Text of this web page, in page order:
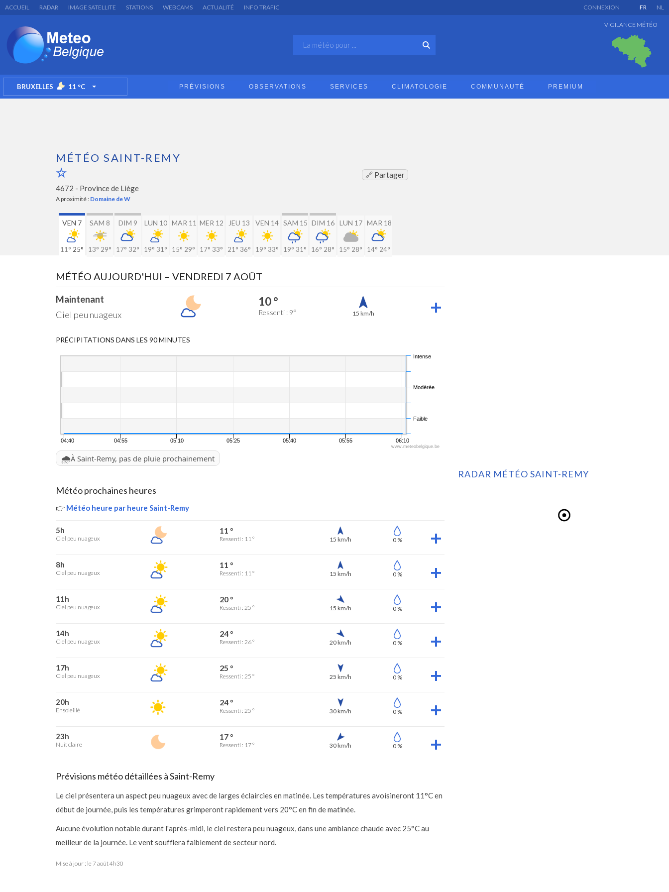
ACCUEIL RADAR IMAGE SATELLITE STATIONS WEBCAMS ACTUALITÉ INFO TRAFIC FR NL
CONNEXION
VIGILANCE MÉTÉO
BRUXELLES 11 °C TOGGLE DROPDOWN PRÉVISIONS OBSERVATIONS SERVICES CLIMATOLOGIE COMMUNAUTÉ PREMIUM
MÉTÉO SAINT-REMY
🔗 Partager
4672 - Province de Liège
A proximité : Domaine de W
VEN 7
11° 25°
SAM 8
13° 29°
DIM 9
17° 32°
LUN 10
19° 31°
MAR 11
15° 29°
MER 12
17° 33°
JEU 13
21° 36°
VEN 14
19° 33°
SAM 15
19° 31°
DIM 16
16° 28°
LUN 17
15° 28°
MAR 18
14° 24°
MÉTÉO AUJOURD'HUI – VENDREDI 7 AOÛT
Maintenant
Ciel peu nuageux
10 °
Ressenti : 9° 15 km/h
PRÉCIPITATIONS DANS LES 90 MINUTES
04:40 04:55 05:10 05:25 05:40 05:55 06:10
Faible
Modérée
Intense
www.meteobelgique.be
🌧️À Saint-Remy, pas de pluie prochainement
Météo prochaines heures
👉 Météo heure par heure Saint-Remy
5h
Ciel peu nuageux
11 °
Ressenti : 11 ° 15 km/h 0 %
8h
Ciel peu nuageux
11 °
Ressenti : 11 ° 15 km/h 0 %
11h
Ciel peu nuageux
20 °
Ressenti : 25 ° 15 km/h 0 %
14h
Ciel peu nuageux
24 °
Ressenti : 26 ° 20 km/h 0 %
17h
Ciel peu nuageux
25 °
Ressenti : 25 ° 25 km/h 0 %
20h
Ensoleillé
24 °
Ressenti : 25 ° 30 km/h 0 %
23h
Nuit claire
17 °
Ressenti : 17 ° 30 km/h 0 %
Prévisions météo détaillées à Saint-Remy
Le ciel présentera un aspect peu nuageux avec de larges éclaircies en matinée. Les températures avoisineront 11°C en
début de journée, puis les températures grimperont rapidement vers 20°C en fin de matinée.
Aucune évolution notable durant l'après-midi, le ciel restera peu nuageux, dans une ambiance chaude avec 25°C au
meilleur de la journée. Le vent soufflera faiblement de secteur nord.
Mise à jour : le 7 août 4h30
RADAR MÉTÉO SAINT-REMY